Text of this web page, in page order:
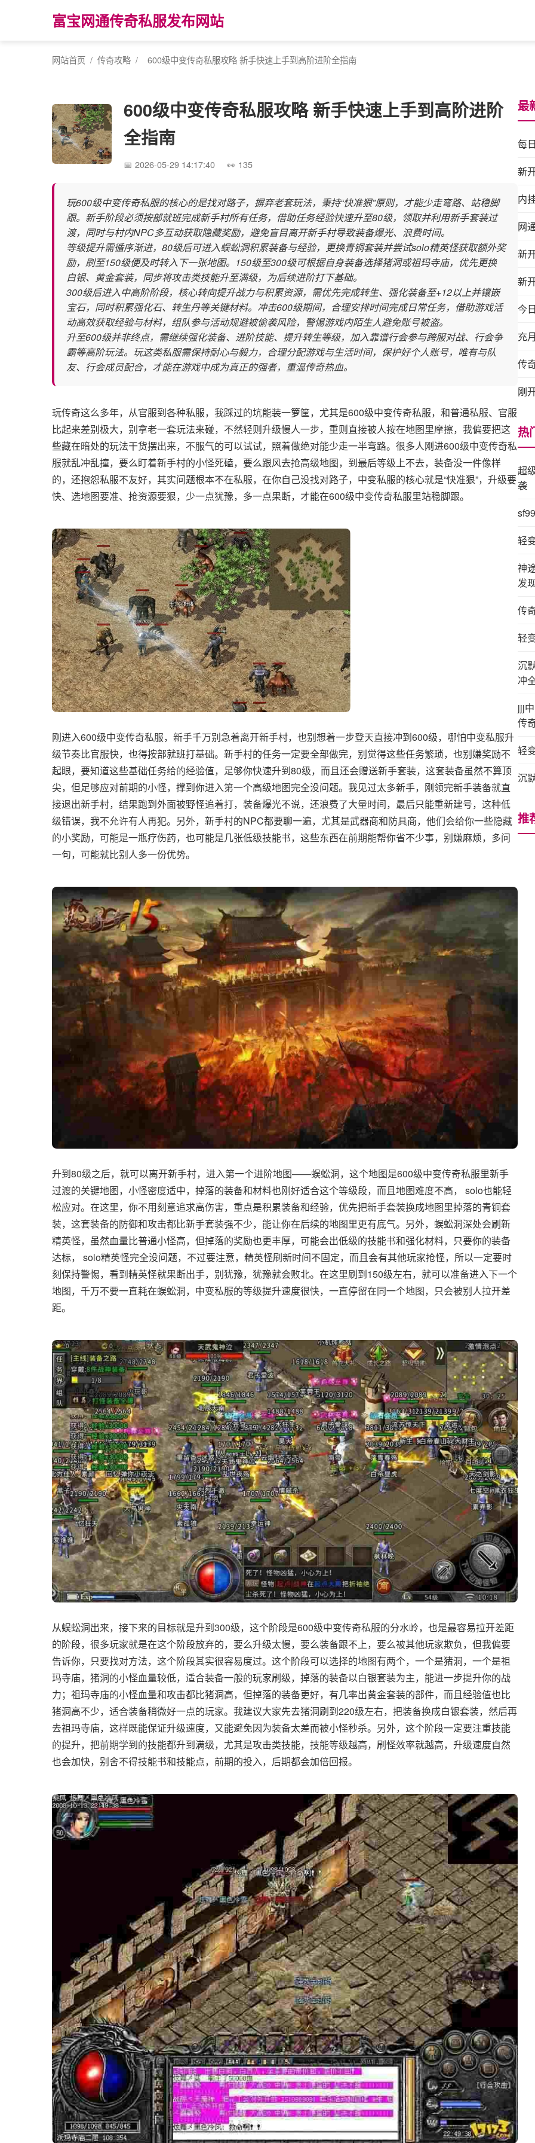
富宝网通传奇私服发布网站
网站首页 / 传奇攻略 / 600级中变传奇私服攻略 新手快速上手到高阶进阶全指南
600级中变传奇私服攻略 新手快速上手到高阶进阶
全指南
2026-05-29 14:17:40 135
玩600级中变传奇私服的核心的是找对路子，摒弃老套玩法，秉持“快准狠”原则，才能少走弯路、站稳脚
跟。新手阶段必须按部就班完成新手村所有任务，借助任务经验快速升至80级，领取并利用新手套装过
渡，同时与村内NPC多互动获取隐藏奖励，避免盲目离开新手村导致装备爆光、浪费时间。
等级提升需循序渐进，80级后可进入蜈蚣洞积累装备与经验，更换青铜套装并尝试solo精英怪获取额外奖
励，刷至150级便及时转入下一张地图。150级至300级可根据自身装备选择猪洞或祖玛寺庙，优先更换
白银、黄金套装，同步将攻击类技能升至满级，为后续进阶打下基础。
300级后进入中高阶阶段，核心转向提升战力与积累资源，需优先完成转生、强化装备至+12以上并镶嵌
宝石，同时积累强化石、转生丹等关键材料。冲击600级期间，合理安排时间完成日常任务，借助游戏活
动高效获取经验与材料，组队参与活动规避被偷袭风险，警惕游戏内陌生人避免账号被盗。
升至600级并非终点，需继续强化装备、进阶技能、提升转生等级，加入靠谱行会参与跨服对战、行会争
霸等高阶玩法。玩这类私服需保持耐心与毅力，合理分配游戏与生活时间，保护好个人账号，唯有与队
友、行会成员配合，才能在游戏中成为真正的强者，重温传奇热血。
玩传奇这么多年，从官服到各种私服，我踩过的坑能装一箩筐，尤其是600级中变传奇私服，和普通私服、官服
比起来差别极大，别拿老一套玩法来碰，不然轻则升级慢人一步，重则直接被人按在地图里摩擦，我偏要把这
些藏在暗处的玩法干货摆出来，不服气的可以试试，照着做绝对能少走一半弯路。很多人刚进600级中变传奇私
服就乱冲乱撞，要么盯着新手村的小怪死磕，要么跟风去抢高级地图，到最后等级上不去，装备没一件像样
的，还抱怨私服不友好，其实问题根本不在私服，在你自己没找对路子，中变私服的核心就是“快准狠”，升级要
快、选地图要准、抢资源要狠，少一点犹豫，多一点果断，才能在600级中变传奇私服里站稳脚跟。
刚进入600级中变传奇私服，新手千万别急着离开新手村，也别想着一步登天直接冲到600级，哪怕中变私服升
级节奏比官服快，也得按部就班打基础。新手村的任务一定要全部做完，别觉得这些任务繁琐，也别嫌奖励不
起眼，要知道这些基础任务给的经验值，足够你快速升到80级，而且还会赠送新手套装，这套装备虽然不算顶
尖，但足够应对前期的小怪，撑到你进入第一个高级地图完全没问题。我见过太多新手，刚领完新手装备就直
接退出新手村，结果跑到外面被野怪追着打，装备爆光不说，还浪费了大量时间，最后只能重新建号，这种低
级错误，我不允许有人再犯。另外，新手村的NPC都要聊一遍，尤其是武器商和防具商，他们会给你一些隐藏
的小奖励，可能是一瓶疗伤药，也可能是几张低级技能书，这些东西在前期能帮你省不少事，别嫌麻烦，多问
一句，可能就比别人多一份优势。
升到80级之后，就可以离开新手村，进入第一个进阶地图——蜈蚣洞，这个地图是600级中变传奇私服里新手
过渡的关键地图，小怪密度适中，掉落的装备和材料也刚好适合这个等级段，而且地图难度不高， solo也能轻
松应对。在这里，你不用刻意追求高伤害，重点是积累装备和经验，优先把新手套装换成地图里掉落的青铜套
装，这套装备的防御和攻击都比新手套装强不少，能让你在后续的地图里更有底气。另外，蜈蚣洞深处会刷新
精英怪，虽然血量比普通小怪高，但掉落的奖励也更丰厚，可能会出低级的技能书和强化材料，只要你的装备
达标， solo精英怪完全没问题，不过要注意，精英怪刷新时间不固定，而且会有其他玩家抢怪，所以一定要时
刻保持警惕，看到精英怪就果断出手，别犹豫，犹豫就会败北。在这里刷到150级左右，就可以准备进入下一个
地图，千万不要一直耗在蜈蚣洞，中变私服的等级提升速度很快，一直停留在同一个地图，只会被别人拉开差
距。
从蜈蚣洞出来，接下来的目标就是升到300级，这个阶段是600级中变传奇私服的分水岭，也是最容易拉开差距
的阶段，很多玩家就是在这个阶段放弃的，要么升级太慢，要么装备跟不上，要么被其他玩家欺负，但我偏要
告诉你，只要找对方法，这个阶段其实很容易度过。这个阶段可以选择的地图有两个，一个是猪洞，一个是祖
玛寺庙，猪洞的小怪血量较低，适合装备一般的玩家刷级，掉落的装备以白银套装为主，能进一步提升你的战
力；祖玛寺庙的小怪血量和攻击都比猪洞高，但掉落的装备更好，有几率出黄金套装的部件，而且经验值也比
猪洞高不少，适合装备稍微好一点的玩家。我建议大家先去猪洞刷到220级左右，把装备换成白银套装，然后再
去祖玛寺庙，这样既能保证升级速度，又能避免因为装备太差而被小怪秒杀。另外，这个阶段一定要注重技能
的提升，把前期学到的技能都升到满级，尤其是攻击类技能，技能等级越高，刷怪效率就越高，升级速度自然
也会加快，别舍不得技能书和技能点，前期的投入，后期都会加倍回报。
最
每
新
内
网
新
新
今
充
传
刚
热
超
袭
轻
神
发
传
轻
沉
冲
jjj
传
轻
沉
推